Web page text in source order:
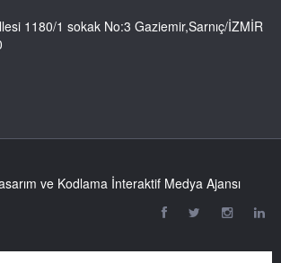
1180/1 sokak No:3 Gaziemir,Sarnıç/İZMİR
ve Kodlama İnteraktif Medya Ajansı